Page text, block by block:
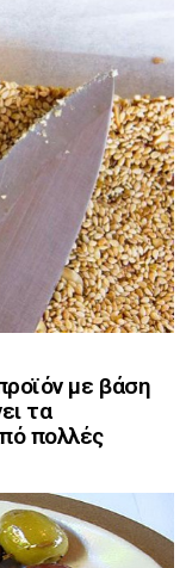
με βάση
τα
πολλές